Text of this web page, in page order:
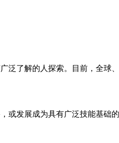
泛了解的人探索。目前，全球
或发展成为具有广泛技能基础